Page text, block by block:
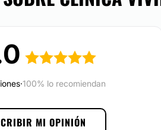
·100% lo recomiendan
MI OPINIÓN